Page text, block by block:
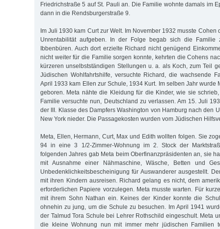
Friedrichstraße 5 auf St. Pauli an. Die Familie wohnte damals im
dann in die Rendsburgerstraße 9.
Im Juli 1930 kam Curt zur Welt. Im November 1932 musste Cohen
Unrentabilität aufgeben. In der Folge begab sich die Familie
Ibbenbüren. Auch dort erzielte Richard nicht genügend
nicht weiter für die Familie sorgen konnte, kehrten die Cohens
kürzeren unselbstständigen Stellungen u. a. als Koch, zum Teil
Jüdischen Wohlfahrtshilfe, versuchte Richard, die wachsende
April 1933 kam Ellen zur Schule, 1934 Kurt. Im selben Jahr wurde
geboren. Meta nähte die Kleidung für die Kinder, wie sie
Familie versuchte nun, Deutschland zu verlassen. Am 15. Juli
der III. Klasse des Dampfers Washington von Hamburg nach den
New York nieder. Die Passagekosten wurden vom Jüdischen
Meta, Ellen, Hermann, Curt, Max und Edith wollten folgen. Sie
94 in eine 3 1/2-Zimmer-Wohnung im 2. Stock der
folgenden Jahres gab Meta beim Oberfinanzpräsidenten an, sie
mit Ausnahme einer Nähmaschine, Wäsche, Betten und
Unbedenklichkeitsbescheinigung für Auswanderer ausgestellt.
mit ihren Kindern ausreisen. Richard gelang es nicht, dem
erforderlichen Papiere vorzulegen. Meta musste warten. Für
mit ihrem Sohn Nathan ein. Keines der Kinder konnte die
ohnehin zu jung, um die Schule zu besuchen. Im April 1941
der Talmud Tora Schule bei Lehrer Rothschild eingeschult. Meta
die kleine Wohnung nun mit immer mehr jüdischen Familien